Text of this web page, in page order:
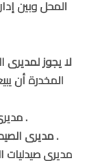
المحل وبين
لا يجوز
المخدرة أن
( أ ) مديرى المخازن المرخص لها فى هذا الإتجار .
(ب) مديرى الصيدليات ومصانع المستحضرات الأقرباذينية .